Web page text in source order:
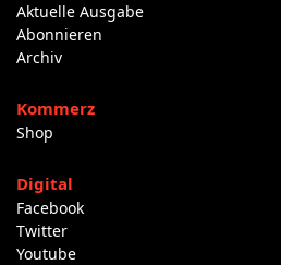
Aktuelle Ausgabe
Abonnieren
Archiv
Kommerz
Shop
Digital
Facebook
Twitter
Youtube